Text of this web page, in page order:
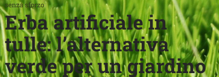
senza sforzo
Erba artificiale in
tulle: l’alternativa
verde per un giardino